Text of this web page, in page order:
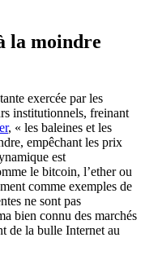
la moindre
exercée par les
institutionnels, freinant
, « les baleines et les
empêchant les prix
est
le bitcoin, l’ether ou
comme exemples de
ne sont pas
bien connu des marchés
de la bulle Internet au